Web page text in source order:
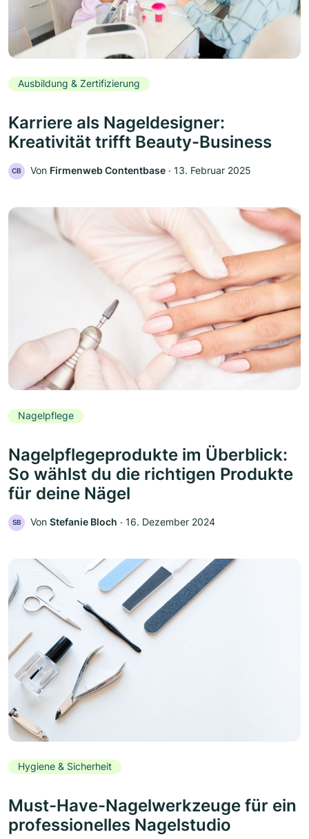
Ausbildung & Zertifizierung
Karriere als Nageldesigner:
Kreativität trifft Beauty-Business
CB Von Firmenweb Contentbase ‧ 13. Februar 2025
Nagelpflege
Nagelpflegeprodukte im Überblick:
So wählst du die richtigen Produkte
für deine Nägel
SB Von Stefanie Bloch ‧ 16. Dezember 2024
Hygiene & Sicherheit
Must-Have-Nagelwerkzeuge für ein
professionelles Nagelstudio